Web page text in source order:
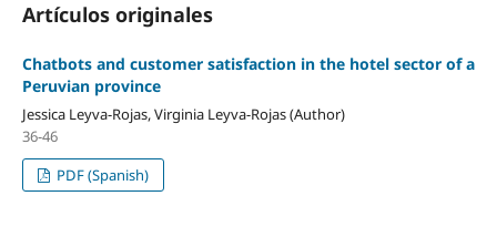
Artículos originales
Chatbots and customer satisfaction in the hotel sector of a
Peruvian province
Jessica Leyva-Rojas, Virginia Leyva-Rojas (Author)
36-46
PDF (Spanish)